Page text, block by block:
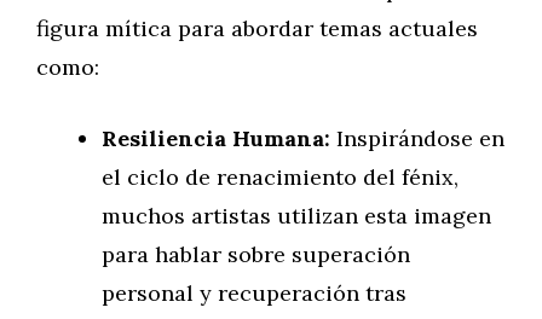
figura mítica para abordar temas actuales
como:
Resiliencia Humana: Inspirándose en
el ciclo de renacimiento del fénix,
muchos artistas utilizan esta imagen
para hablar sobre superación
personal y recuperación tras